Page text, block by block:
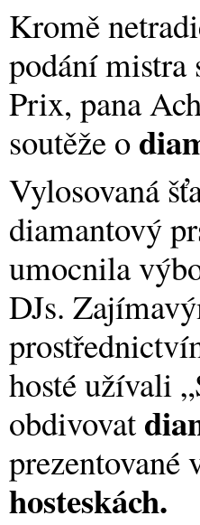
Kromě
podání mistra
Prix, pana
soutěže o
Vylosovaná
diamantový
umocnila
DJs.
hosté užívali
obdivovat
prezentované
hosteskách.